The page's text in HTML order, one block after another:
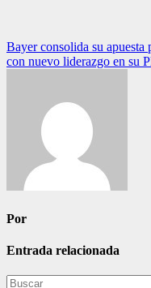
Navegación
de
Bayer consolida su
con nuevo liderazgo en su
Por
Entrada relacionada